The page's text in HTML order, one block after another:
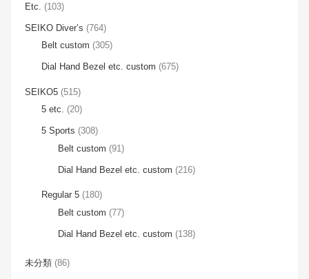
Etc. (103)
SEIKO Diver’s (764)
Belt custom (305)
Dial Hand Bezel etc. custom (675)
SEIKO5 (515)
5 etc. (20)
5 Sports (308)
Belt custom (91)
Dial Hand Bezel etc. custom (216)
Regular 5 (180)
Belt custom (77)
Dial Hand Bezel etc. custom (138)
未分類 (86)